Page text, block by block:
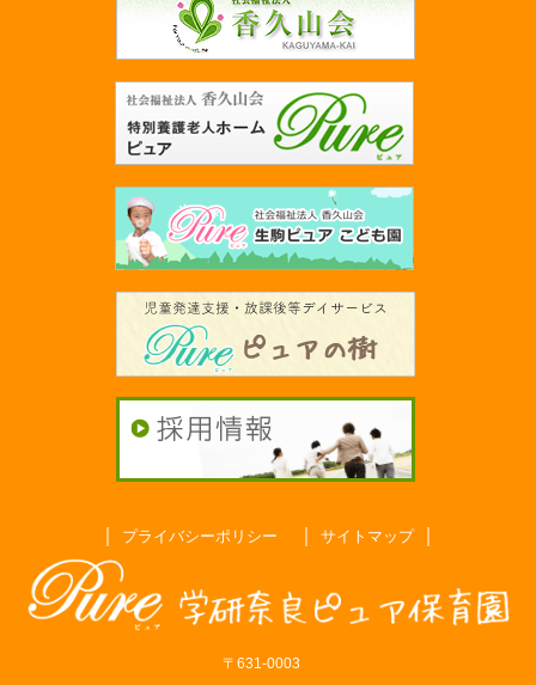
プライバシーポリシー サイトマップ｜
〒631-0003